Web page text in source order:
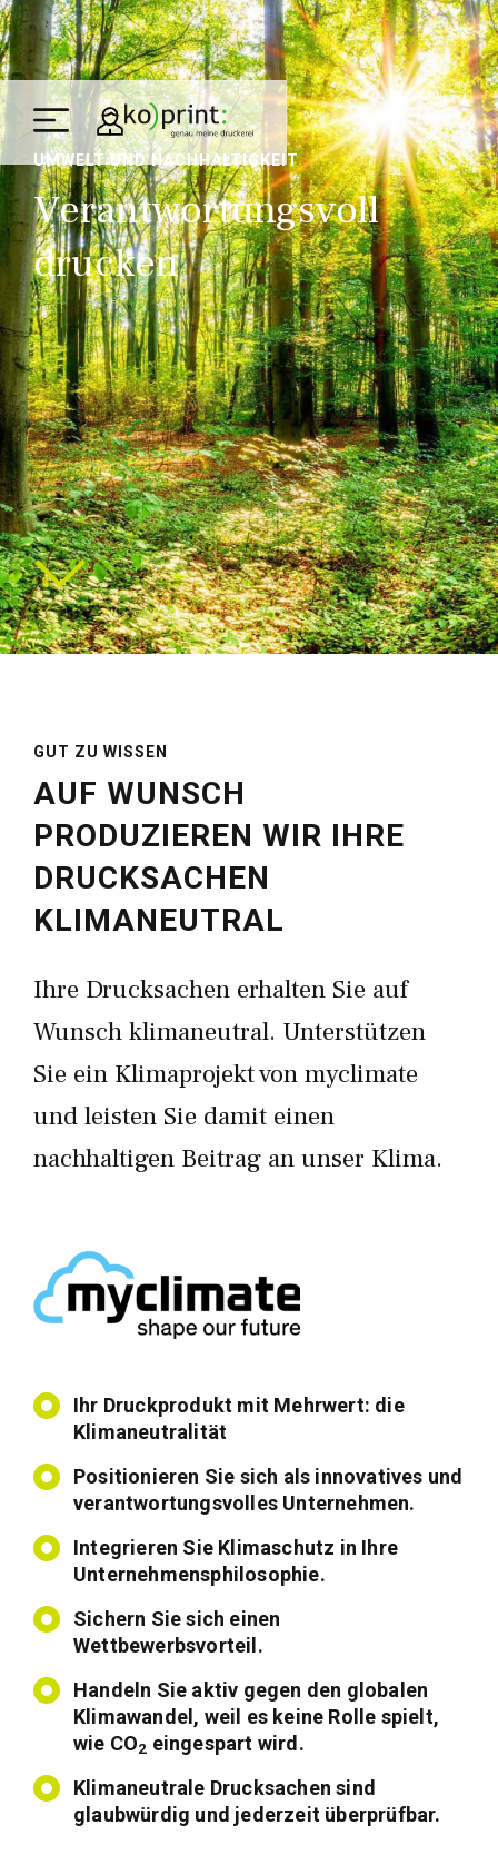
UMWELT UND NACHHALTIGKEIT
Verantwor­tungs­voll
drucken
GUT ZU WISSEN
AUF WUNSCH
PRODUZIEREN WIR IHRE
DRUCKSACHEN
KLIMANEUTRAL
Ihre Drucksachen erhalten Sie auf
Wunsch klimaneutral. Unterstützen
Sie ein Klimaprojekt von myclimate
und leisten Sie damit einen
nachhaltigen Beitrag an unser Klima.
Ihr Druckprodukt mit Mehrwert: die
Klimaneutralität
Positionieren Sie sich als innovatives und
verantwortungsvolles Unternehmen.
Integrieren Sie Klimaschutz in Ihre
Unternehmensphilosophie.
Sichern Sie sich einen
Wettbewerbsvorteil.
Handeln Sie aktiv gegen den globalen
Klimawandel, weil es keine Rolle spielt,
wie CO2 eingespart wird.
Klimaneutrale Drucksachen sind
glaubwürdig und jederzeit überprüfbar.